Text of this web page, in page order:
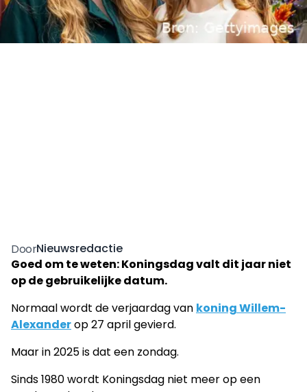
DoorNieuwsredactie
Goed om te weten: Koningsdag valt dit jaar niet
op de gebruikelijke datum.
Normaal wordt de verjaardag van koning Willem-
Alexanderop 27 april gevierd.
Maar in 2025 is dat een zondag.
Sinds 1980 wordt Koningsdag niet meer op een